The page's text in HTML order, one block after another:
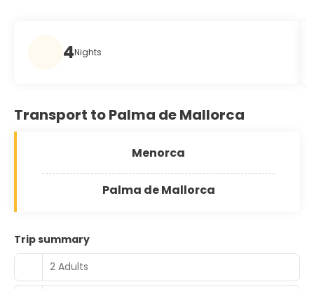
4Nights
Transport to Palma de Mallorca
Menorca
Palma de Mallorca
Trip summary
2 Adults